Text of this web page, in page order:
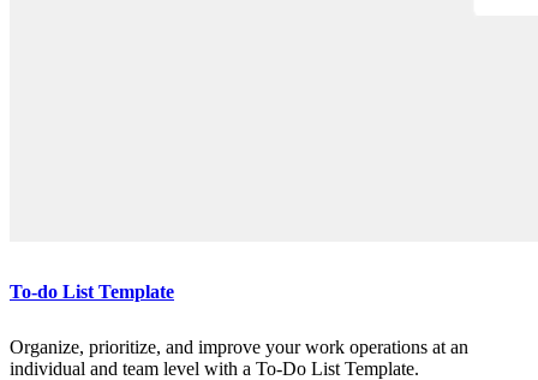
To-do List Template
Organize, prioritize, and improve your work operations at an
individual and team level with a To-Do List Template.